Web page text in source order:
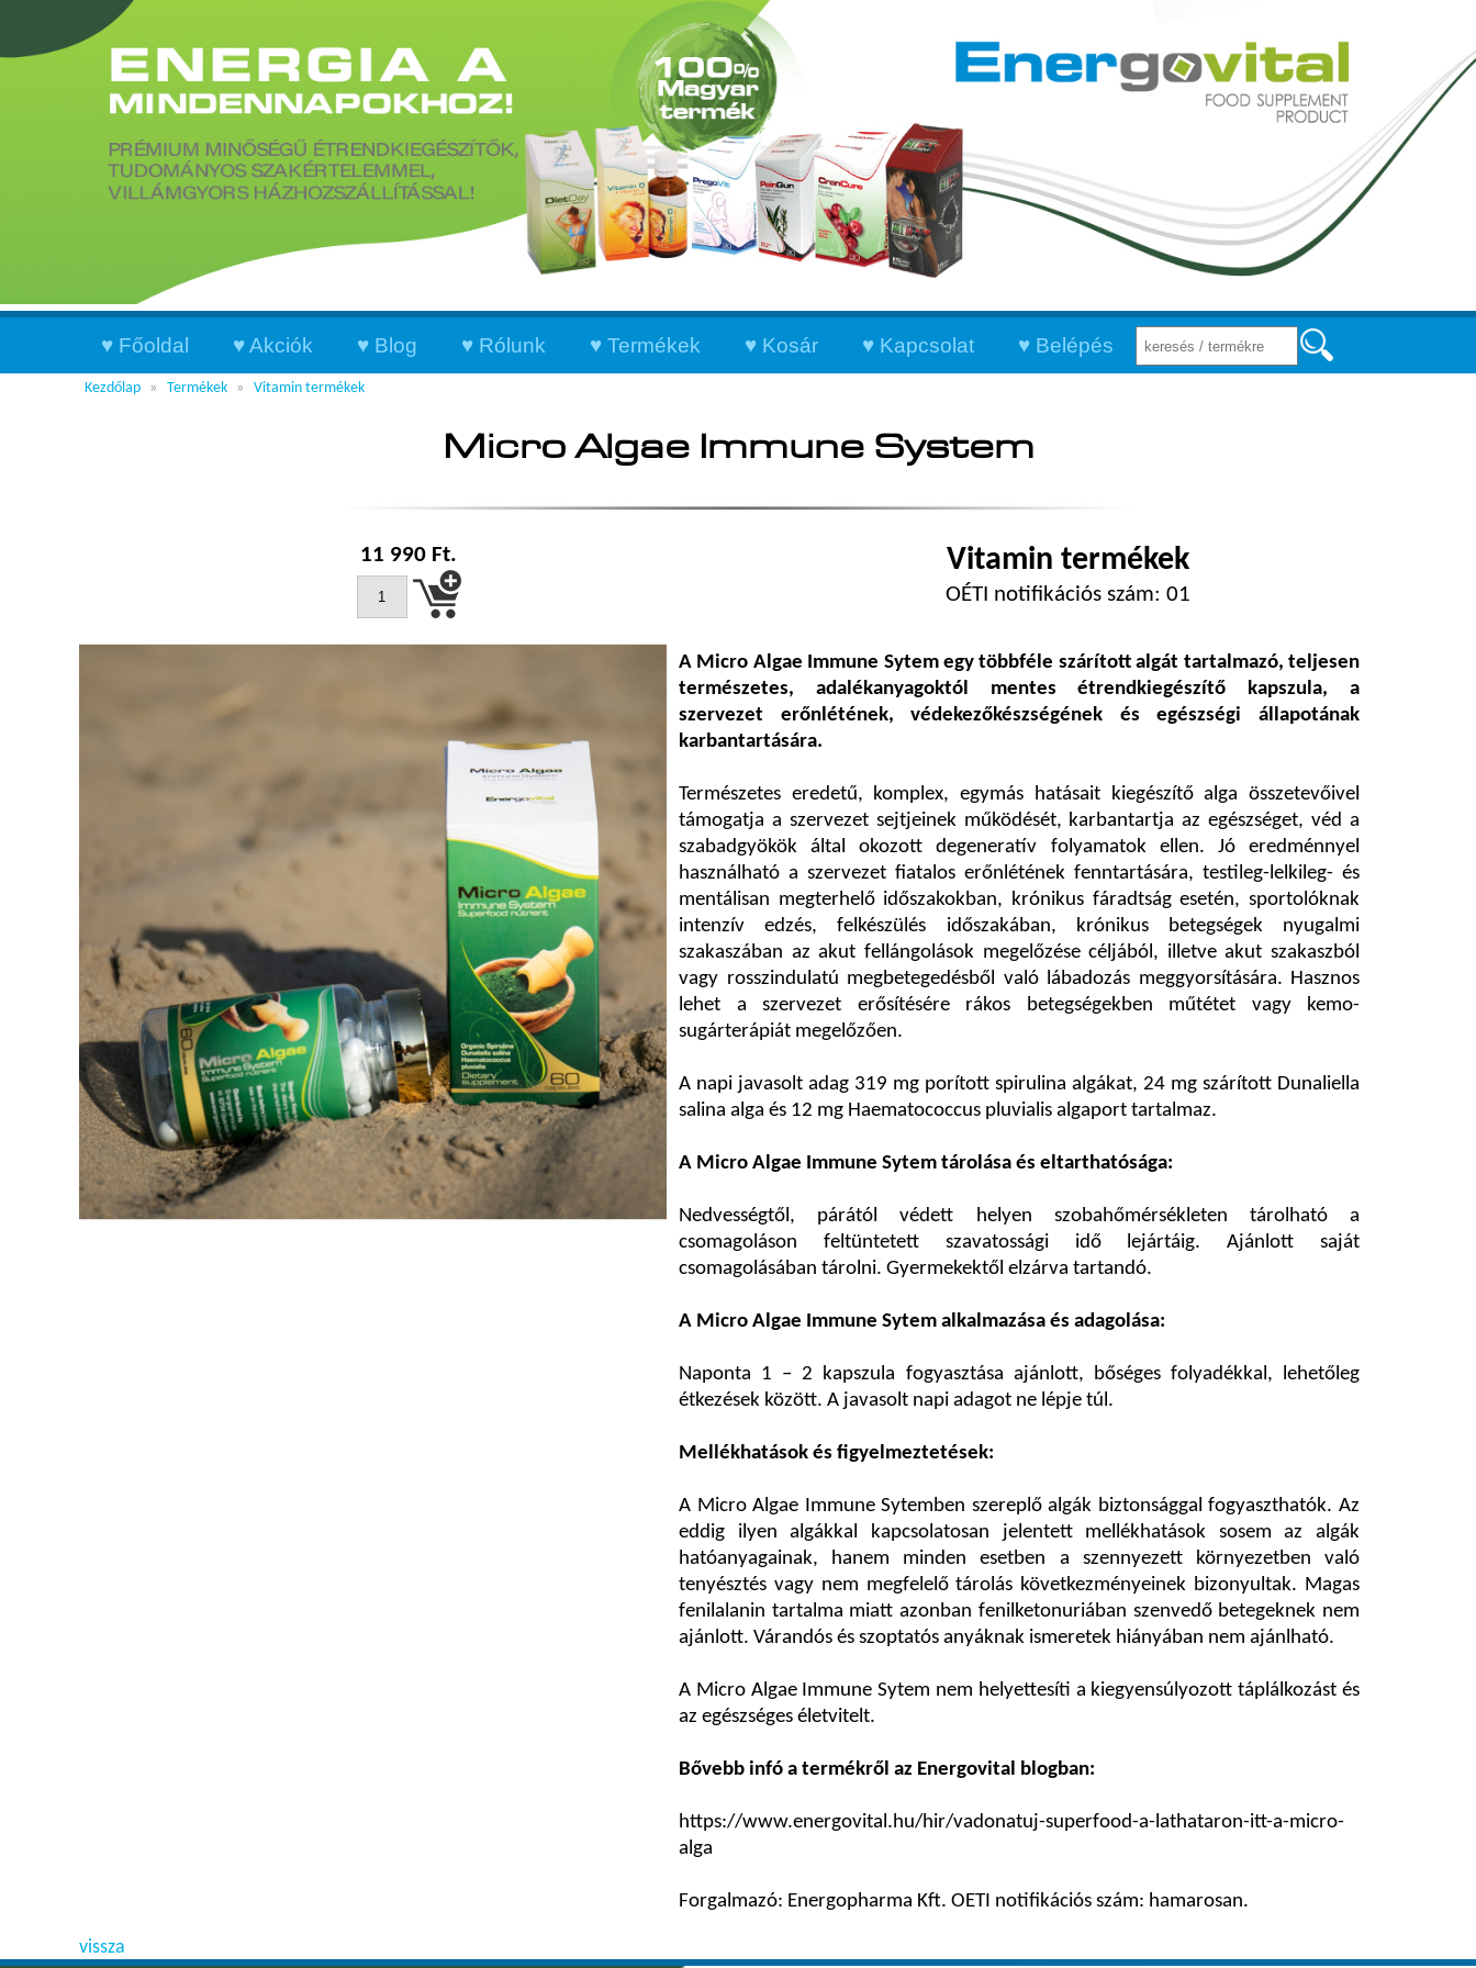
Főoldal Akciók Blog Rólunk Termékek Kosár Kapcsolat Belépés
Kezdőlap Termékek Vitamin termékek
Micro Algae Immune System
11 990 Ft. Vitamin termékek
OÉTI notifikációs szám: 01
A Micro Algae Immune Sytem egy többféle szárított algát tartalmazó, teljesen
természetes, adalékanyagoktól mentes étrendkiegészítő kapszula, a
szervezet erőnlétének, védekezőkészségének és egészségi állapotának
karbantartására.
Természetes eredetű, komplex, egymás hatásait kiegészítő alga összetevőivel
támogatja a szervezet sejtjeinek működését, karbantartja az egészséget, véd a
szabadgyökök által okozott degeneratív folyamatok ellen. Jó eredménnyel
használható a szervezet fiatalos erőnlétének fenntartására, testileg-lelkileg- és
mentálisan megterhelő időszakokban, krónikus fáradtság esetén, sportolóknak
intenzív edzés, felkészülés időszakában, krónikus betegségek nyugalmi
szakaszában az akut fellángolások megelőzése céljából, illetve akut szakaszból
vagy rosszindulatú megbetegedésből való lábadozás meggyorsítására. Hasznos
lehet a szervezet erősítésére rákos betegségekben műtétet vagy kemo-
sugárterápiát megelőzően.
A napi javasolt adag 319 mg porított spirulina algákat, 24 mg szárított Dunaliella
salina alga és 12 mg Haematococcus pluvialis algaport tartalmaz.
A Micro Algae Immune Sytem tárolása és eltarthatósága:
Nedvességtől, párától védett helyen szobahőmérsékleten tárolható a
csomagoláson feltüntetett szavatossági idő lejártáig. Ajánlott saját
csomagolásában tárolni. Gyermekektől elzárva tartandó.
A Micro Algae Immune Sytem alkalmazása és adagolása:
Naponta 1 – 2 kapszula fogyasztása ajánlott, bőséges folyadékkal, lehetőleg
étkezések között. A javasolt napi adagot ne lépje túl.
Mellékhatások és figyelmeztetések:
A Micro Algae Immune Sytemben szereplő algák biztonsággal fogyaszthatók. Az
eddig ilyen algákkal kapcsolatosan jelentett mellékhatások sosem az algák
hatóanyagainak, hanem minden esetben a szennyezett környezetben való
tenyésztés vagy nem megfelelő tárolás következményeinek bizonyultak. Magas
fenilalanin tartalma miatt azonban fenilketonuriában szenvedő betegeknek nem
ajánlott. Várandós és szoptatós anyáknak ismeretek hiányában nem ajánlható.
A Micro Algae Immune Sytem nem helyettesíti a kiegyensúlyozott táplálkozást és
az egészséges életvitelt.
Bővebb infó a termékről az Energovital blogban:
https://www.energovital.hu/hir/vadonatuj-superfood-a-lathataron-itt-a-micro-
alga
Forgalmazó: Energopharma Kft. OETI notifikációs szám: hamarosan.
vissza